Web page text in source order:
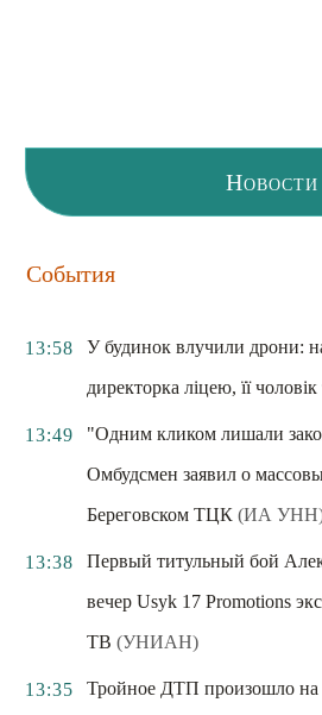
События
13:58
У будинок влучили дрони:
директорка ліцею, її
13:49
"Одним кликом лишали
Омбудсмен заявил о
Береговском ТЦК (ИА
13:38
Первый титульный бой
вечер Usyk 17 Promotions
ТВ (УНИАН)
13:35
Тройное ДТП произошло на